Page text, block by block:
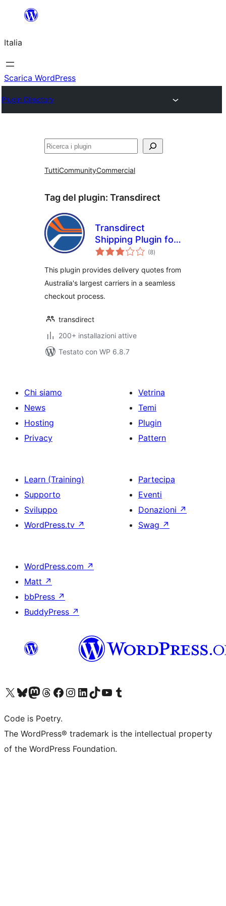
contenuto
Italia
Scarica WordPress
Plugin Directory
Cerca
TuttiCommunityCommercial
Tag del plugin: Transdirect
Transdirect
Shipping Plugin for
Woocommerce
(8valutazioni
totali
)
This plugin provides delivery quotes from
Australia's largest carriers in a seamless
checkout process.
transdirect
200+ installazioni attive
Testato con WP 6.8.7
Chi siamo
News
Hosting
Privacy
Vetrina
Temi
Plugin
Pattern
Learn (Training)
Supporto
Sviluppo
WordPress.tv ↗
Partecipa
Eventi
Donazioni ↗
Swag ↗
WordPress.com ↗
Matt ↗
bbPress ↗
BuddyPress ↗
Visita il nostro account X (ex Twitter)
Visita il nostro account Bluesky
Visita il nostro account Mastodon
Visita il nostro account Threads
Visita la nostra pagina Facebook
Visita il nostro account Instagram
Visita il nostro account LinkedIn
Visita il nostro account TikTok
Visita il nostro canale YouTube
Visita il nostro account Tumblr
Code is Poetry.
The WordPress® trademark is the intellectual property
of the WordPress Foundation.